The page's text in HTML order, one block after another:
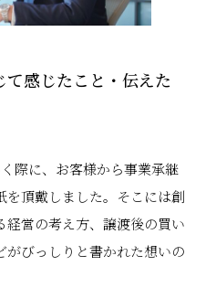
感じたこと・伝えた
際に、お客様から事業承継
を頂戴しました。そこには創
営の考え方、譲渡後の買い
びっしりと書かれた想いの